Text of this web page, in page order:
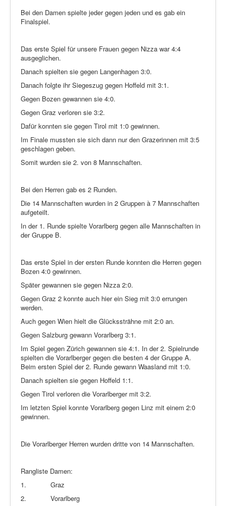
Bei den Damen spielte jeder gegen jeden und es gab ein
Finalspiel.
Das erste Spiel für unsere Frauen gegen Nizza war 4:4
ausgeglichen.
Danach spielten sie gegen Langenhagen 3:0.
Danach folgte ihr Siegeszug gegen Hoffeld mit 3:1.
Gegen Bozen gewannen sie 4:0.
Gegen Graz verloren sie 3:2.
Dafür konnten sie gegen Tirol mit 1:0 gewinnen.
Im Finale mussten sie sich dann nur den Grazerinnen mit 3:5
geschlagen geben.
Somit wurden sie 2. von 8 Mannschaften.
Bei den Herren gab es 2 Runden.
Die 14 Mannschaften wurden in 2 Gruppen à 7 Mannschaften
aufgeteilt.
In der 1. Runde spielte Vorarlberg gegen alle Mannschaften in
der Gruppe B.
Das erste Spiel in der ersten Runde konnten die Herren gegen
Bozen 4:0 gewinnen.
Später gewannen sie gegen Nizza 2:0.
Gegen Graz 2 konnte auch hier ein Sieg mit 3:0 errungen
werden.
Auch gegen Wien hielt die Glückssträhne mit 2:0 an.
Gegen Salzburg gewann Vorarlberg 3:1.
Im Spiel gegen Zürich gewannen sie 4:1. In der 2. Spielrunde
spielten die Vorarlberger gegen die besten 4 der Gruppe A.
Beim ersten Spiel der 2. Runde gewann Waasland mit 1:0.
Danach spielten sie gegen Hoffeld 1:1.
Gegen Tirol verloren die Vorarlberger mit 3:2.
Im letzten Spiel konnte Vorarlberg gegen Linz mit einem 2:0
gewinnen.
Die Vorarlberger Herren wurden dritte von 14 Mannschaften.
Rangliste Damen:
1.
Graz
2.
Vorarlberg